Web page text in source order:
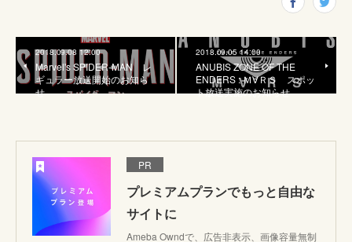
2018.09.08 12:00
Marvel's SPIDER-MAN レ
ギュラー放送開始のお知ら
せ
2018.09.05 14:00
ANUBIS ZONE OF THE
ENDERS : Ｍ∀ＲＳ スポッ
ト放送実施のお知らせ
PR
プレミアムプランでもっと自由な
サイトに
Ameba Owndで、広告非表示、画像容量無制